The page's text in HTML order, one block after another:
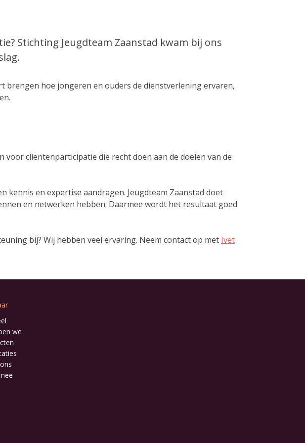
Stichting Jeugdteam Zaanstad kwam bij ons
brengen hoe jongeren en ouders de dienstverlening ervaren,
cliëntenparticipatie die recht doen aan de doelen van de
en expertise aandragen. Jeugdteam Zaanstad doet
en netwerken hebben. Daarmee wordt het resultaat goed
bij? Wij hebben veel ervaring. Neem contact op met Ivet
we